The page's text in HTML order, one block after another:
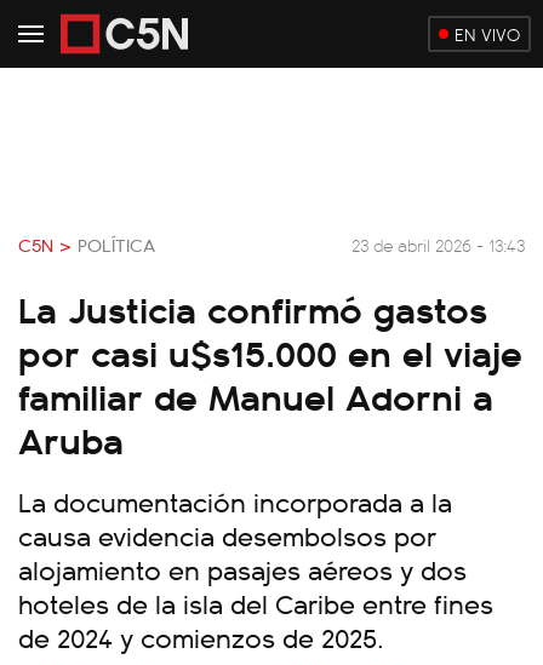
EN VIVO
C5N > POLÍTICA 23 de abril 2026 - 13:43
La Justicia confirmó gastos
por casi u$s15.000 en el viaje
familiar de Manuel Adorni a
Aruba
La documentación incorporada a la
causa evidencia desembolsos por
alojamiento en pasajes aéreos y dos
hoteles de la isla del Caribe entre fines
de 2024 y comienzos de 2025.